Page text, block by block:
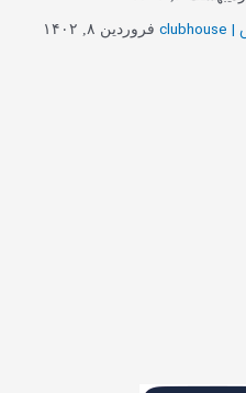
فروردین ۸, ۱۴۰۲